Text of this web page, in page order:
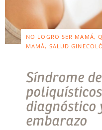
NO LOGRO SER MAMÁ,
MAMÁ, SALUD
Síndrome
poliquísticos
diagnóstico
embarazo